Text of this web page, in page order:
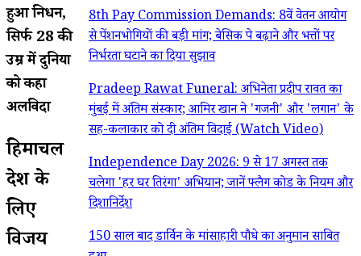
हुआ निधन,
सिर्फ 28 की
उम्र में दुनिया
को कहा
अलविदा
हिमाचल
प्रदेश के
लिए
विजय
8th Pay Commission Demands: 8वें वेतन आयोग
से पेंशनभोगियों की बड़ी मांग; बेसिक पे बढ़ाने और भत्तों पर
निर्भरता घटाने का दिया सुझाव
Pradeep Rawat Funeral: अभिनेता प्रदीप रावत का
मुंबई में अंतिम संस्कार; आमिर खान ने 'गजनी' और 'लगान' के
सह-कलाकार को दी अंतिम विदाई (Watch Video)
Independence Day 2026: 9 से 17 अगस्त तक
चलेगा 'हर घर तिरंगा' अभियान; जानें फ्लैग कोड के नियम और
दिशानिर्देश
150 साल बाद डार्विन के मांसाहारी पौधे का अनुमान साबित